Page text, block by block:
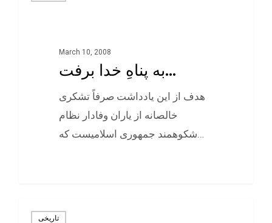
March 10, 2008
به پناهِ‌ خدا برفت…
هدف از این یادداشت صرفاً تشکری
خالصانه از یاران وفادار نظام
شکوهمند جمهوری اسلامیست که…
تاريخی